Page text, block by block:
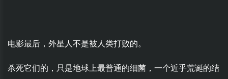
电影最后，外星人不是被人类打败的。
杀死它们的，只是地球上最普通的细菌，一个近乎荒诞的结